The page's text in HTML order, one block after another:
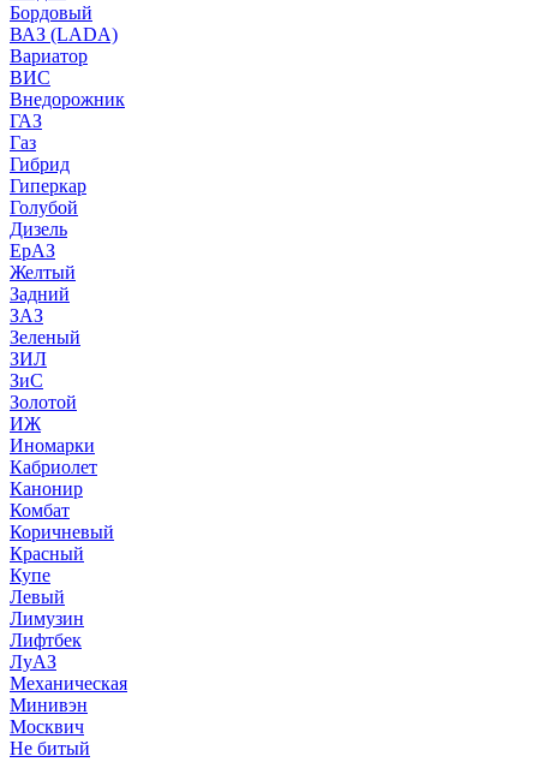
Бордовый
ВАЗ (LADA)
Вариатор
ВИС
Внедорожник
ГАЗ
Газ
Гибрид
Гиперкар
Голубой
Дизель
ЕрАЗ
Желтый
Задний
ЗАЗ
Зеленый
ЗИЛ
ЗиС
Золотой
ИЖ
Иномарки
Кабриолет
Канонир
Комбат
Коричневый
Красный
Купе
Левый
Лимузин
Лифтбек
ЛуАЗ
Механическая
Минивэн
Москвич
Не битый